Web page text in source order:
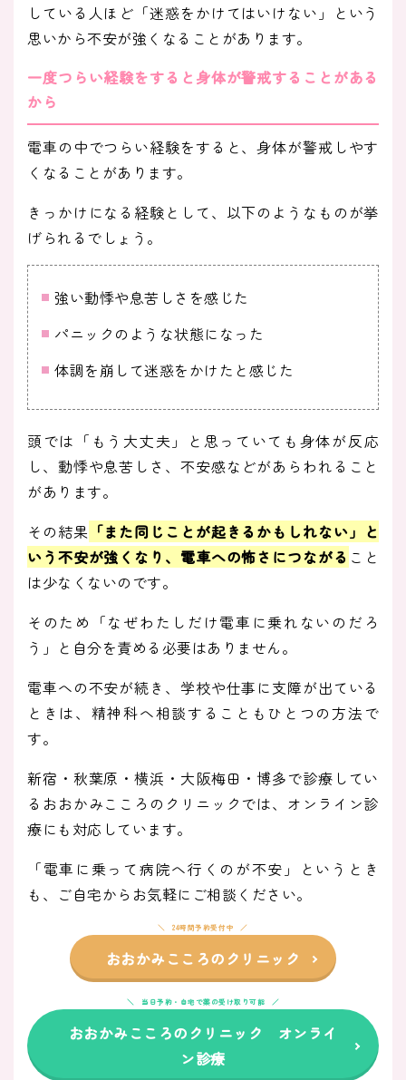
している人ほど「迷惑をかけてはいけない」という
思いから不安が強くなることがあります。
一度つらい経験をすると身体が警戒することがある
から
電車の中でつらい経験をすると、身体が警戒しやす
くなることがあります。
きっかけになる経験として、以下のようなものが挙
げられるでしょう。
強い動悸や息苦しさを感じた
パニックのような状態になった
体調を崩して迷惑をかけたと感じた
頭では「もう大丈夫」と思っていても身体が反応
し、動悸や息苦しさ、不安感などがあらわれること
があります。
その結果 「また同じことが起きるかもしれない」と
いう不安が強くなり、電車への怖さにつながる こと
は少なくないのです。
そのため「なぜわたしだけ電車に乗れないのだろ
う」と自分を責める必要はありません。
電車への不安が続き、学校や仕事に支障が出ている
ときは、精神科へ相談することもひとつの方法で
す。
新宿・秋葉原・横浜・大阪梅田・博多で診療してい
るおおかみこころのクリニックでは、オンライン診
療にも対応しています。
「電車に乗って病院へ行くのが不安」というとき
も、ご自宅からお気軽にご相談ください。
24時間予約受付中
おおかみこころのクリニック
当日予約・自宅で薬の受け取り可能
おおかみこころのクリニック オンライ
ン診療